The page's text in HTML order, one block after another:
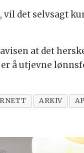
det selvsagt
at det
å utjevne
ARKIV